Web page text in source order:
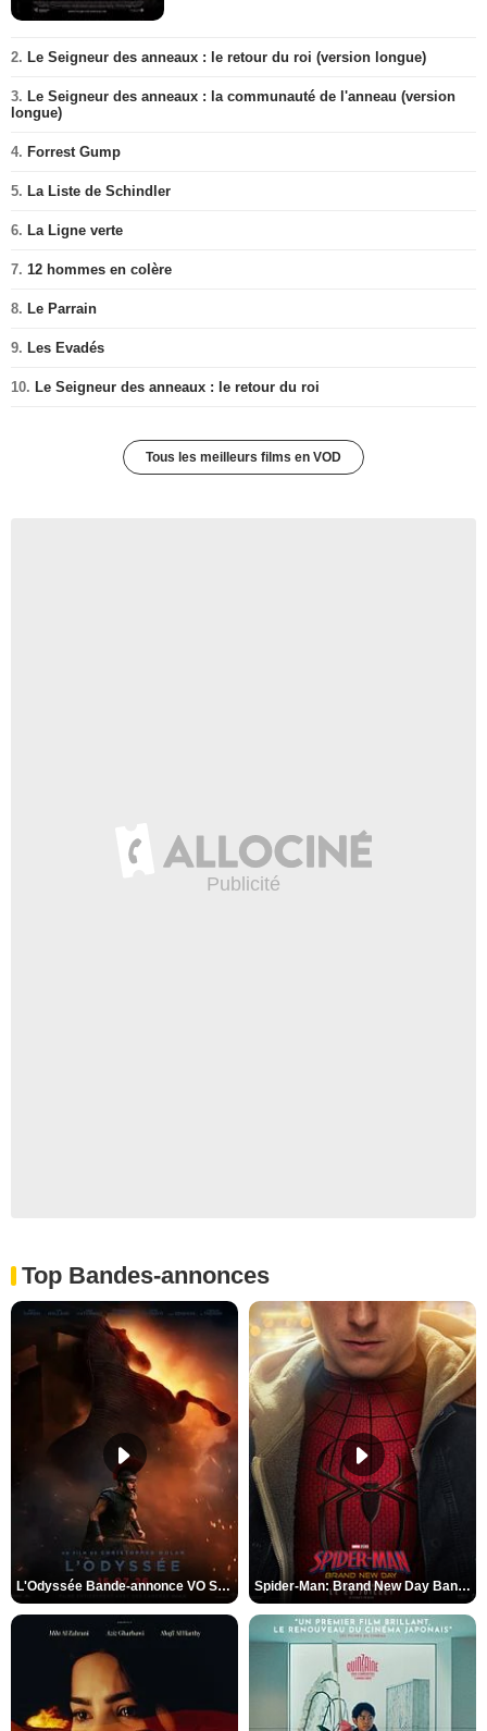
2. Le Seigneur des anneaux : le retour du roi (version longue)
3. Le Seigneur des anneaux : la communauté de l'anneau (version
longue)
4. Forrest Gump
5. La Liste de Schindler
6. La Ligne verte
7. 12 hommes en colère
8. Le Parrain
9. Les Evadés
10. Le Seigneur des anneaux : le retour du roi
Tous les meilleurs films en VOD
Top Bandes-annonces
L'Odyssée Bande-annonce VO STFR Spider-Man: Brand New Day Bande-annonce VO STFR